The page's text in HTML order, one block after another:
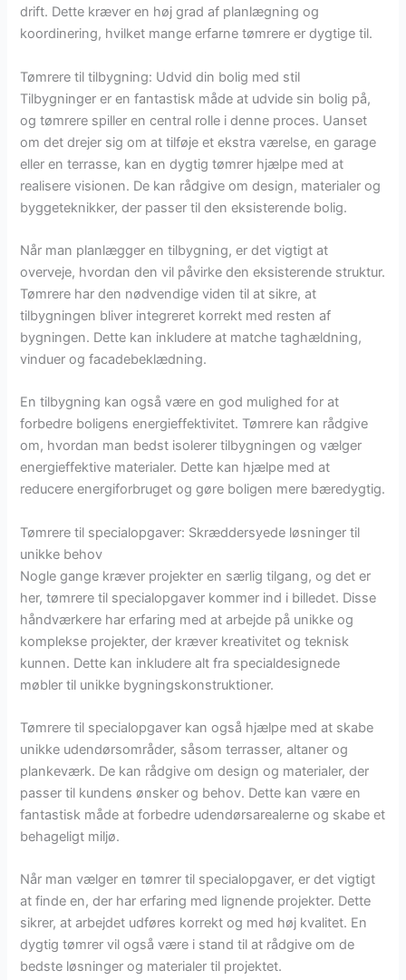
drift. Dette kræver en høj grad af planlægning og
koordinering, hvilket mange erfarne tømrere er dygtige til.
Tømrere til tilbygning: Udvid din bolig med stil
Tilbygninger er en fantastisk måde at udvide sin bolig på,
og tømrere spiller en central rolle i denne proces. Uanset
om det drejer sig om at tilføje et ekstra værelse, en garage
eller en terrasse, kan en dygtig tømrer hjælpe med at
realisere visionen. De kan rådgive om design, materialer og
byggeteknikker, der passer til den eksisterende bolig.
Når man planlægger en tilbygning, er det vigtigt at
overveje, hvordan den vil påvirke den eksisterende struktur.
Tømrere har den nødvendige viden til at sikre, at
tilbygningen bliver integreret korrekt med resten af
bygningen. Dette kan inkludere at matche taghældning,
vinduer og facadebeklædning.
En tilbygning kan også være en god mulighed for at
forbedre boligens energieffektivitet. Tømrere kan rådgive
om, hvordan man bedst isolerer tilbygningen og vælger
energieffektive materialer. Dette kan hjælpe med at
reducere energiforbruget og gøre boligen mere bæredygtig.
Tømrere til specialopgaver: Skræddersyede løsninger til
unikke behov
Nogle gange kræver projekter en særlig tilgang, og det er
her, tømrere til specialopgaver kommer ind i billedet. Disse
håndværkere har erfaring med at arbejde på unikke og
komplekse projekter, der kræver kreativitet og teknisk
kunnen. Dette kan inkludere alt fra specialdesignede
møbler til unikke bygningskonstruktioner.
Tømrere til specialopgaver kan også hjælpe med at skabe
unikke udendørsområder, såsom terrasser, altaner og
plankeværk. De kan rådgive om design og materialer, der
passer til kundens ønsker og behov. Dette kan være en
fantastisk måde at forbedre udendørsarealerne og skabe et
behageligt miljø.
Når man vælger en tømrer til specialopgaver, er det vigtigt
at finde en, der har erfaring med lignende projekter. Dette
sikrer, at arbejdet udføres korrekt og med høj kvalitet. En
dygtig tømrer vil også være i stand til at rådgive om de
bedste løsninger og materialer til projektet.